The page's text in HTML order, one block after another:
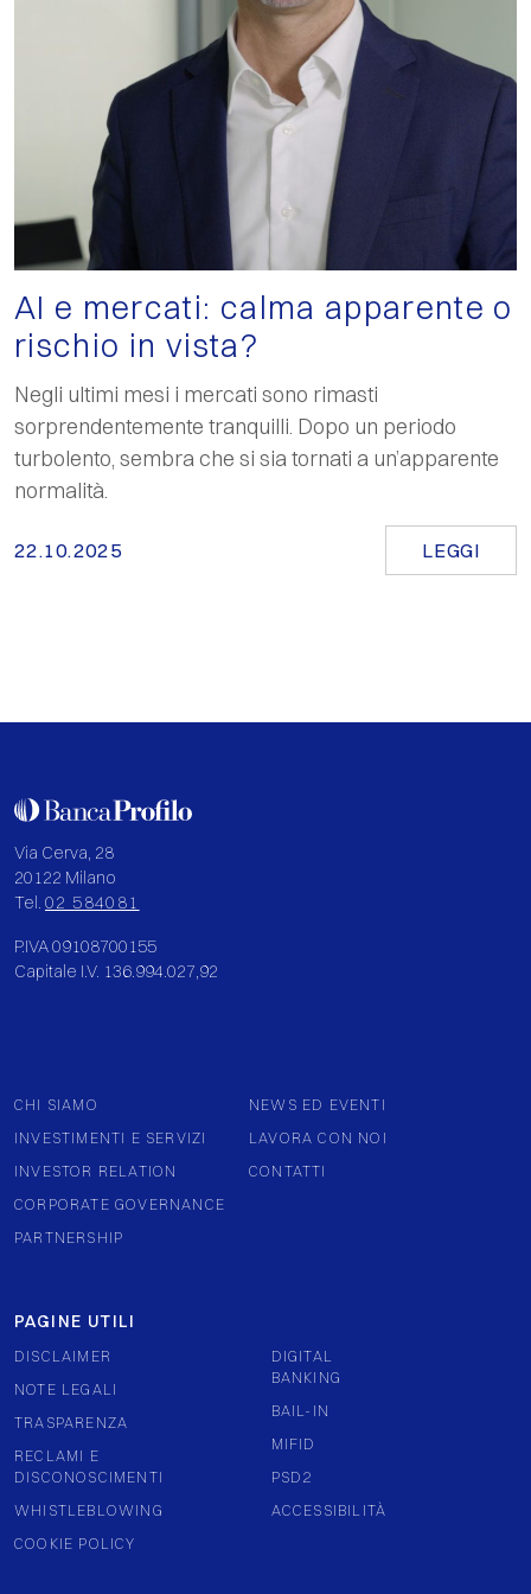
AI e mercati: calma apparente o
rischio in vista?
Negli ultimi mesi i mercati sono rimasti
sorprendentemente tranquilli. Dopo un periodo
turbolento, sembra che si sia tornati a un’apparente
normalità.
22.10.2025 LEGGI
Via Cerva, 28
20122 Milano
Tel. 02 584081
P.IVA 09108700155
Capitale I.V. 136.994.027,92
CHI SIAMO
INVESTIMENTI E SERVIZI
INVESTOR RELATION
CORPORATE GOVERNANCE
PARTNERSHIP
NEWS ED EVENTI
LAVORA CON NOI
CONTATTI
PAGINE UTILI
DISCLAIMER
NOTE LEGALI
TRASPARENZA
RECLAMI E
DISCONOSCIMENTI
WHISTLEBLOWING
COOKIE POLICY
DIGITAL
BANKING
BAIL-IN
MIFID
PSD2
ACCESSIBILITÀ